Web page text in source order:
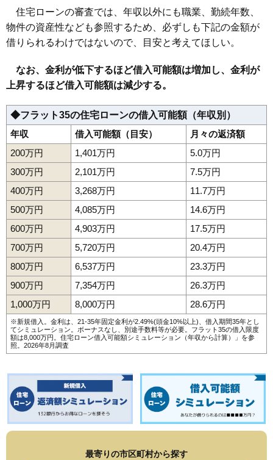
住宅ローンの審査では、年収以外にも職業、勤続年数、
物件の資産性なども参照するため、必ずしも下記の金額が
借りられるわけではないので、目安と考えてほしい。
なお、金利が低下するほど借入可能額は増加し、金利が
上昇するほど借入可能額は減少する。
◆フラット35の住宅ローンの借入可能額（年収別）
年収
借入可能額（目安）
月々の返済額
200万円
1,401万円
5.0万円
300万円
2,101万円
7.5万円
400万円
3,268万円
11.7万円
500万円
4,085万円
14.6万円
600万円
4,903万円
17.5万円
700万円
5,720万円
20.4万円
800万円
6,537万円
23.3万円
900万円
7,354万円
26.3万円
1,000万円
8,000万円 28.6万円
※新規借入。金利は、21-35年固定金利が2.49%(頭金10%以上)、借入期間35年とし
てシミュレーション。ボーナスなし、別途手数料等が必要。フラット35の借入限度
額は8,000万円。 住宅ローン借入可能額シミュレーション（年収から計算）
」を参
照。2026年8月調査
最寄りの市区町村から探す